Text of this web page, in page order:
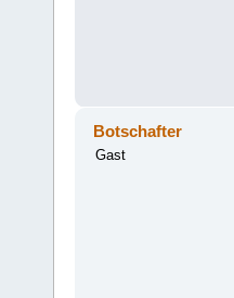
Botschafter
Gast